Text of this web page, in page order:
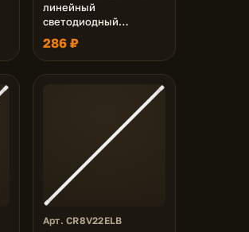
линейный
светодиодный
светильник (замена
ЛПО) 36W 220V 6500K
1200x75x25
286 ₽
Арт. CR8V22ELB